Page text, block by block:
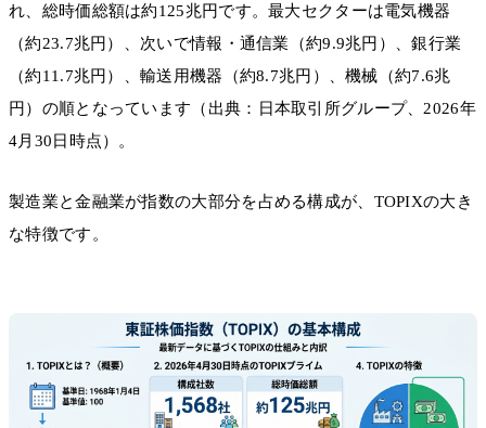
れ、総時価総額は約125兆円です。最大セクターは電気機器
（約23.7兆円）、次いで情報・通信業（約9.9兆円）、銀行業
（約11.7兆円）、輸送用機器（約8.7兆円）、機械（約7.6兆
円）の順となっています（出典：日本取引所グループ、2026年
4月30日時点）。
製造業と金融業が指数の大部分を占める構成が、TOPIXの大き
な特徴です。